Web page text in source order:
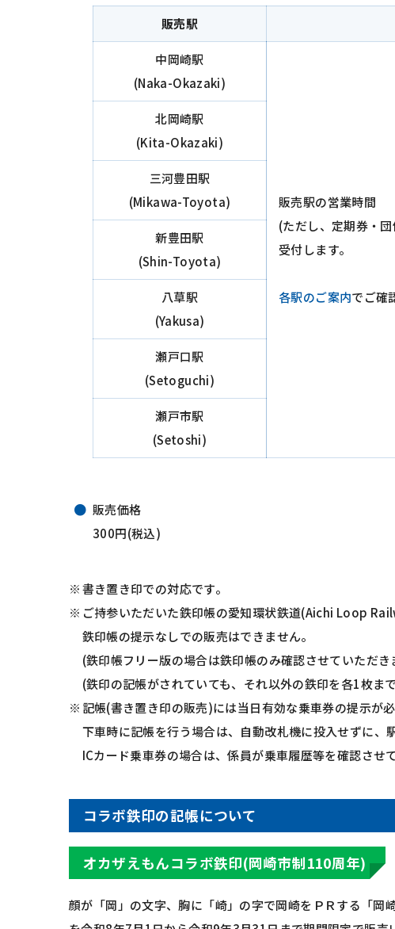
販売駅
中岡崎駅
(Naka-Okazaki)
販売駅の営業時間
(ただし、定期券・
受付します。
各駅のご案内でご確
北岡崎駅
(Kita-Okazaki)
三河豊田駅
(Mikawa-Toyota)
新豊田駅
(Shin-Toyota)
八草駅
(Yakusa)
瀬戸口駅
(Setoguchi)
瀬戸市駅
(Setoshi)
販売価格
300円(税込)
書き置き印での対応です。
ご持参いただいた鉄印帳の愛知環状鉄道(Aichi Loop
鉄印帳の提示なしでの販売はできません。
(鉄印帳フリー版の場合は鉄印帳のみ確認させていただき
(鉄印の記帳がされていても、それ以外の鉄印を各1枚ま
記帳(書き置き印の販売)には当日有効な乗車券の提示が必
下車時に記帳を行う場合は、自動改札機に投入せずに、
ICカード乗車券の場合は、係員が乗車履歴等を確認させ
コラボ鉄印の記帳について
オカザえもんコラボ鉄印(岡崎市制110周年)
顔が「岡」の文字、胸に「崎」の字で岡崎をＰＲする「